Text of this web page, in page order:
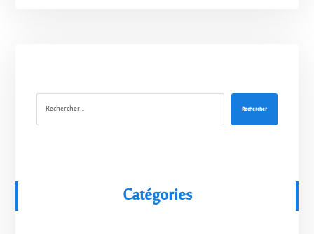
Rechercher
Catégories